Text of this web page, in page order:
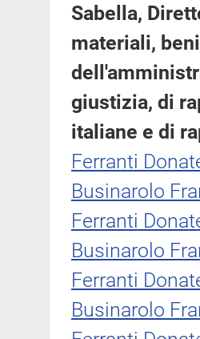
Sabella,
materiali,
giustizia, di
italiane e di
Ferranti
Businarolo
Ferranti
Businarolo
Ferranti
Businarolo